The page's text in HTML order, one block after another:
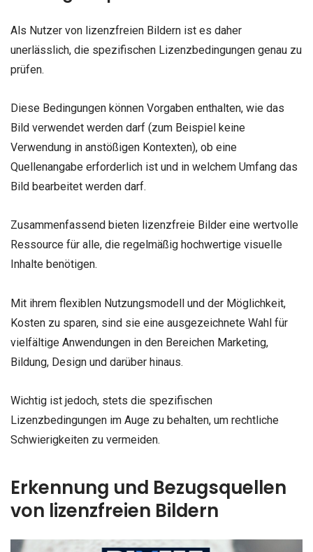
Als Nutzer von lizenzfreien Bildern ist es daher
unerlässlich, die spezifischen Lizenzbedingungen genau zu
prüfen.
Diese Bedingungen können Vorgaben enthalten, wie das
Bild verwendet werden darf (zum Beispiel keine
Verwendung in anstößigen Kontexten), ob eine
Quellenangabe erforderlich ist und in welchem Umfang das
Bild bearbeitet werden darf.
Zusammenfassend bieten lizenzfreie Bilder eine wertvolle
Ressource für alle, die regelmäßig hochwertige visuelle
Inhalte benötigen.
Mit ihrem flexiblen Nutzungsmodell und der Möglichkeit,
Kosten zu sparen, sind sie eine ausgezeichnete Wahl für
vielfältige Anwendungen in den Bereichen Marketing,
Bildung, Design und darüber hinaus.
Wichtig ist jedoch, stets die spezifischen
Lizenzbedingungen im Auge zu behalten, um rechtliche
Schwierigkeiten zu vermeiden.
Erkennung und Bezugsquellen
von lizenzfreien Bildern